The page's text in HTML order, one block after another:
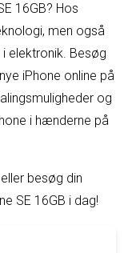
16GB? Hos
men også
elektronik. Besøg
iPhone online på
og
i hænderne på
besøg din
SE 16GB i dag!